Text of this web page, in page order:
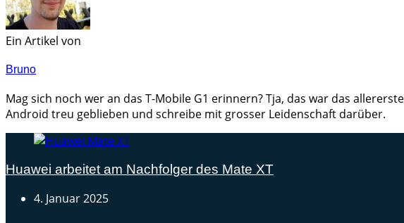
Ein Artikel von
Bruno
Mag sich noch wer an das T-Mobile G1 erinnern? Tja, das war das
Android treu geblieben und schreibe mit grosser Leidenschaft darüber.
Huawei arbeitet am Nachfolger des Mate XT
4. Januar 2025